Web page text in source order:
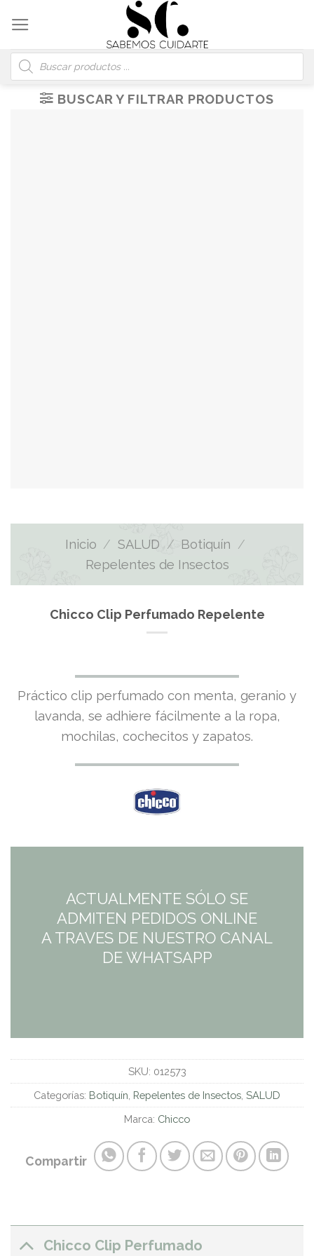
content
Búsqueda
de
productos
BUSCAR Y FILTRAR PRODUCTOS
Inicio / SALUD / Botiquín /
Repelentes de Insectos
Chicco Clip Perfumado Repelente
El
precio
original
era:
3,50€.
El
precio
actual
es:
3,15€.
Práctico clip perfumado con menta, geranio y
lavanda, se adhiere fácilmente a la ropa,
mochilas, cochecitos y zapatos.
ACTUALMENTE SÓLO SE
ADMITEN PEDIDOS ONLINE
A TRAVES DE NUESTRO CANAL
DE WHATSAPP
SKU: 012573
Categorías: Botiquín Repelentes de Insectos SALUD
Marca: Chicco
Compartir
Chicco Clip Perfumado